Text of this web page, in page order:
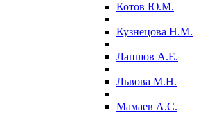
Котов Ю.М.
Кузнецова Н.М.
Лапшов А.Е.
Львова М.Н.
Мамаев А.С.